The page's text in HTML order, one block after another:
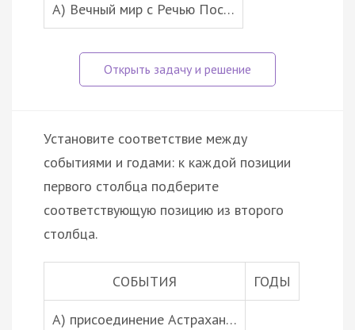
A) Вечный мир с Речью Пос…
Установите соответствие между
событиями и годами: к каждой позиции
первого столбца подберите
соответствующую позицию из второго
столбца.
СОБЫТИЯ ГОДЫ
А) присоединение Астрахан…